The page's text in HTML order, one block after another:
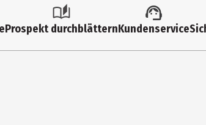
Prospekt durchblätternKundenservice